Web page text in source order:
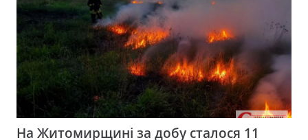
На Житомирщині за добу сталося 11